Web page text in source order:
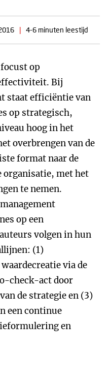
| 4-6 minuten leestijd
op
Bij
staat efficiëntie van
op strategisch,
hoog in het
overbrengen van de
format naar de
organisatie, met het
te nemen.
op een
volgen in hun
(1)
via de
check-act door
de strategie en (3)
een continue
en